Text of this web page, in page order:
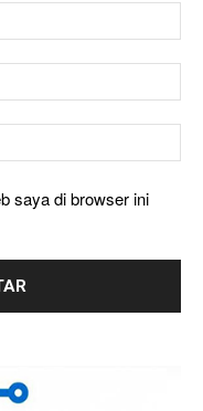
saya di browser ini